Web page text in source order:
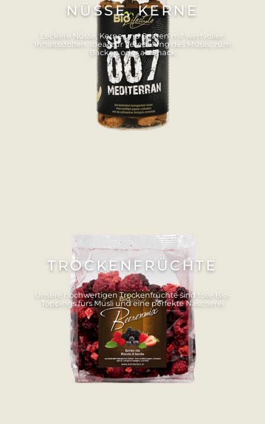
NÜSSE, KERNE
Leckere Nüsse, Kerne und Saaten mit wertvollen
Inhaltsstoffen. Ideal zur Veredelung des Müslis, zum
Backen oder als Snack
TROCKENFRÜCHTE
Unsere hochwertigen Trockenfrüchte sind tolle Bio-
Toppings fürs Müsli und eine perfekte Nascherei